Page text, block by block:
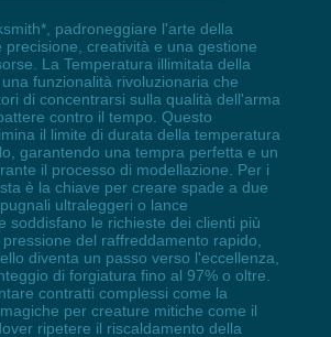
padroneggiare l'arte della
precisione, creatività e una gestione
La Temperatura illimitata della
funzionalità rivoluzionaria che
di concentrarsi sulla qualità dell'arma
contro il tempo. Questo
il limite di durata della temperatura
garantendo una tempra perfetta e un
il processo di modellazione. Per i
è la chiave per creare spade a due
ultraleggeri o lance
soddisfano le richieste dei clienti più
del raffreddamento rapido,
diventa un passo verso l'eccellenza,
di forgiatura fino al 97% o oltre.
contratti complessi come la
per creature mitiche come il
ripetere il riscaldamento della